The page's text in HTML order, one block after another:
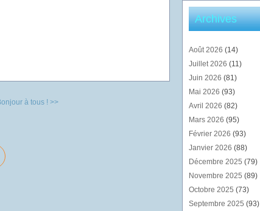
à tous ! >>
Archives
Août 2026 (14)
Juillet 2026 (11)
Juin 2026 (81)
Mai 2026 (93)
Avril 2026 (82)
Mars 2026 (95)
Février 2026 (93)
Janvier 2026 (88)
Décembre 2025 (79)
Novembre 2025 (89)
Octobre 2025 (73)
Septembre 2025 (93)